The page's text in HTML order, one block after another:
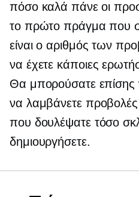
πόσο καλά πάνε οι
το πρώτο πράγμα που
είναι ο αριθμός των
να έχετε κάποιες
Θα μπορούσατε επίσης
να λαμβάνετε προβολές
που δουλέψατε τόσο
δημιουργήσετε.